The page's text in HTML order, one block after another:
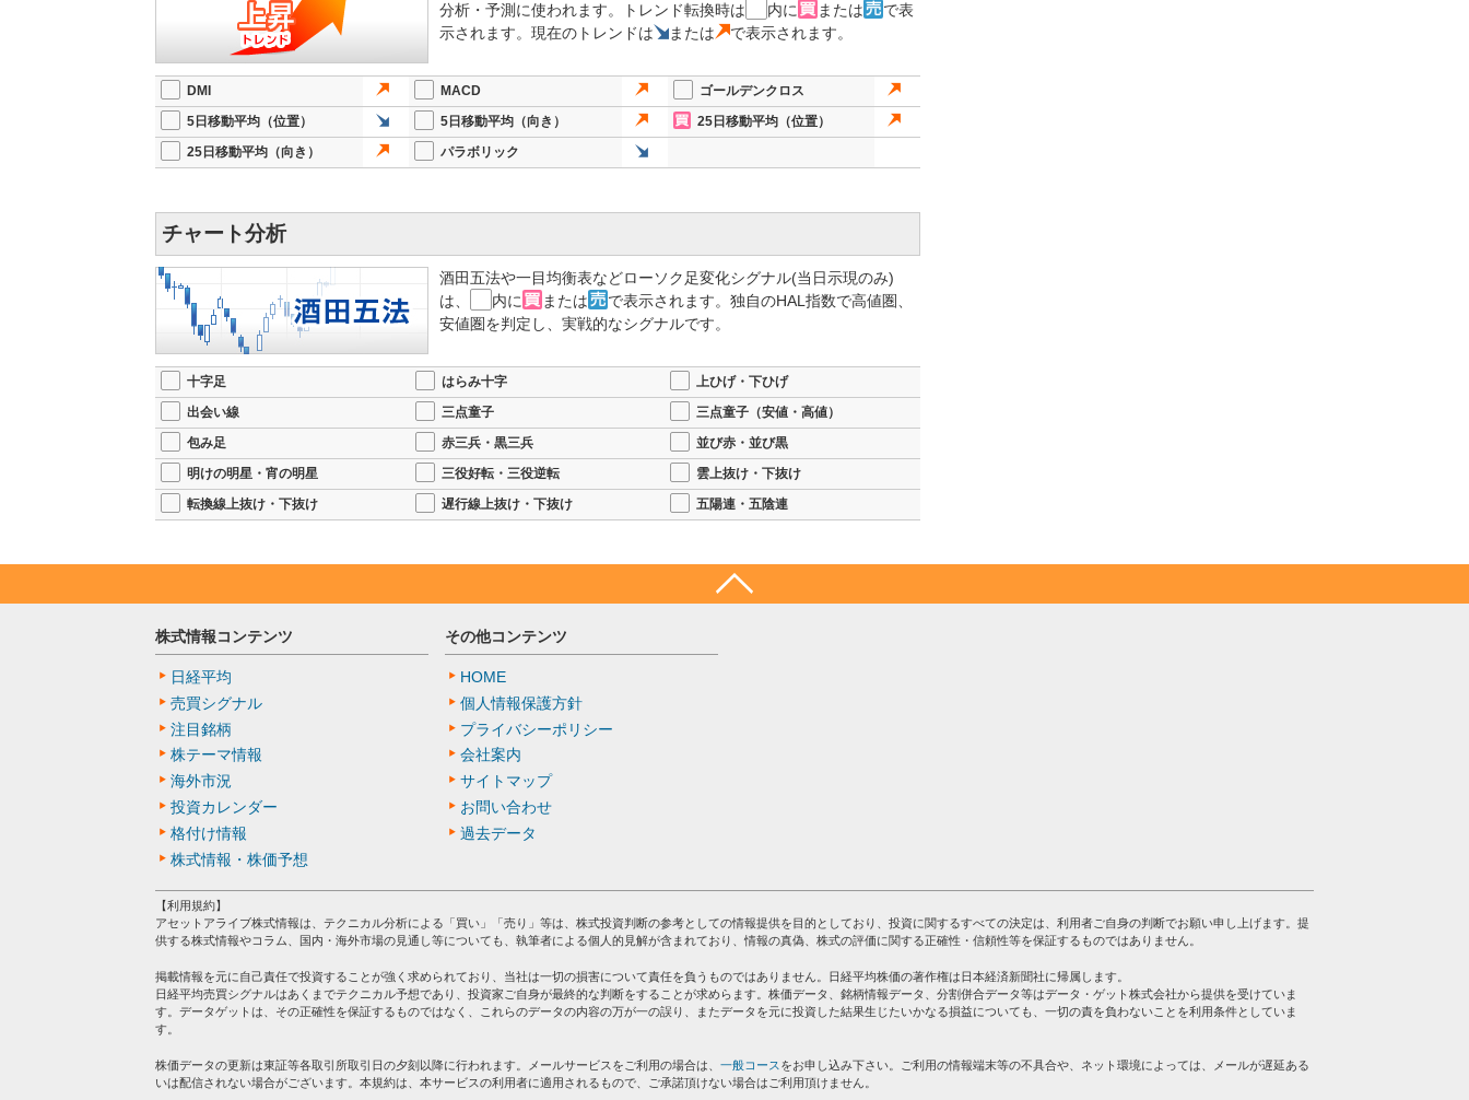
分析・予測に使われます。トレンド転換時は
内に または
で表
示されます。現在のトレンドは
または で表示されます。
DMI MACD
ゴールデンクロス
5日移動平均（位置）
5日移動平均（向き）
25日移動平均（位置）
25日移動平均（向き）
パラボリック
チャート分析
酒田五法や一目均衡表などローソク足変化シグナル(当日示現のみ)
は、
内に または
で表示されます。独自のHAL指数で高値圏、
安値圏を判定し、実戦的なシグナルです。
十字足 はらみ十字
上ひげ・下ひげ
出会い線
三点童子
三点童子（安値・高値）
包み足
赤三兵・黒三兵
並び赤・並び黒
明けの明星・宵の明星
三役好転・三役逆転
雲上抜け・下抜け
転換線上抜け・下抜け
遅行線上抜け・下抜け 五陽連・五陰連
株式情報コンテンツ
日経平均
売買シグナル
注目銘柄
株テーマ情報
海外市況
投資カレンダー
格付け情報
株式情報・株価予想
その他コンテンツ
HOME
個人情報保護方針
プライバシーポリシー
会社案内
サイトマップ
お問い合わせ
過去データ
【利用規約】
アセットアライブ株式情報は、テクニカル分析による「買い」「売り」等は、株式投資判断の参考としての情報提供を目的としており、投資に関するすべての決定は、利用者ご自身の判断でお願い申し上げます。提
供する株式情報やコラム、国内・海外市場の見通し等についても、執筆者による個人的見解が含まれており、情報の真偽、株式の評価に関する正確性・信頼性等を保証するものではありません。
掲載情報を元に自己責任で投資することが強く求められており、当社は一切の損害について責任を負うものではありません。日経平均株価の著作権は日本経済新聞社に帰属します。
日経平均売買シグナルはあくまでテクニカル予想であり、投資家ご自身が最終的な判断をすることが求めらます。株価データ、銘柄情報データ、分割併合データ等はデータ・ゲット株式会社から提供を受けていま
す。データゲットは、その正確性を保証するものではなく、これらのデータの内容の万が一の誤り、またデータを元に投資した結果生じたいかなる損益についても、一切の責を負わないことを利用条件としていま
す。
株価データの更新は東証等各取引所取引日の夕刻以降に行われます。メールサービスをご利用の場合は、 一般コース をお申し込み下さい。ご利用の情報端末等の不具合や、ネット環境によっては、メールが遅延ある
いは配信されない場合がございます。本規約は、本サービスの利用者に適用されるもので、ご承諾頂けない場合はご利用頂けません。